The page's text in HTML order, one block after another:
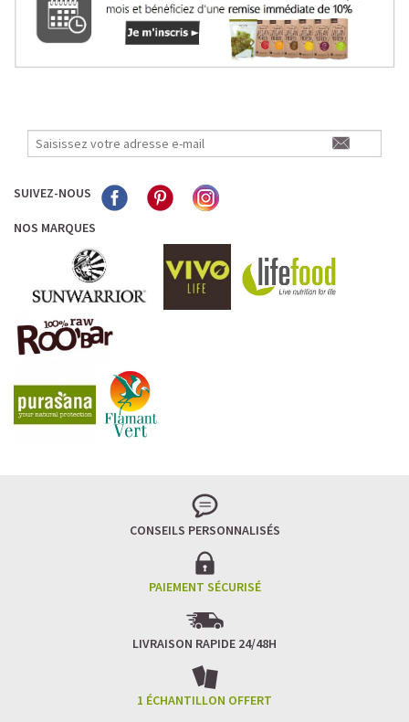
🍵 MATCHA LATTE GLACÉ
LA FRAÎCHEUR VERTE QUI APAISE L’ESPRIT
Le matcha, ce thé japonais se marie à la douceur du lait
tout en stimulant la concentration.
Un goût légèrement herbacé, addictif et plein de
Idéal pour : recharger ses batteries sans caféine,
hydrater, et retrouver focus et sérénité.
Matcha Latte Glacé Protéiné
SAWONDO RÉINVENTE LE PLAISIR DES CAFÉS GLACÉS
✅ Sans sucre raffiné
SUIVEZ-NOUS
NOS MARQUES
CONSEILS PERSONNALISÉS
PAIEMENT SÉCURISÉ
LIVRAISON RAPIDE 24/48H
1 ÉCHANTILLON OFFERT